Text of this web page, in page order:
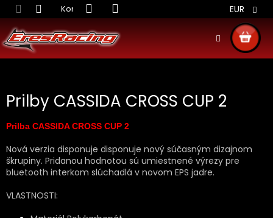
Prejsť
na
obsah
Kontakt Obchodné podmienky Doprava
EUR
KOŠÍK
Prilby CASSIDA CROSS CUP 2
Prilba CASSIDA CROSS CUP 2
Nová verzia disponuje disponuje nový súčasným dizajnom
škrupiny. Pridanou hodnotou sú umiestnené výrezy pre
bluetooth interkom slúchadlá v novom EPS jadre.
VLASTNOSTI: